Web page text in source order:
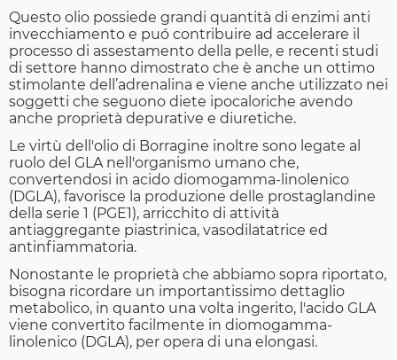
Questo olio possiede grandi quantità di enzimi anti
invecchiamento e puó contribuire ad accelerare il
processo di assestamento della pelle, e recenti studi
di settore hanno dimostrato che è anche un ottimo
stimolante dell’adrenalina e viene anche utilizzato nei
soggetti che seguono diete ipocaloriche avendo
anche proprietà depurative e diuretiche.
Le virtù dell'olio di Borragine inoltre sono legate al
ruolo del GLA nell'organismo umano che,
convertendosi in acido diomogamma-linolenico
(DGLA), favorisce la produzione delle prostaglandine
della serie 1 (PGE1), arricchito di attività
antiaggregante piastrinica, vasodilatatrice ed
antinfiammatoria.
Nonostante le proprietà che abbiamo sopra riportato,
bisogna ricordare un importantissimo dettaglio
metabolico, in quanto una volta ingerito, l'acido GLA
viene convertito facilmente in diomogamma-
linolenico (DGLA), per opera di una elongasi.